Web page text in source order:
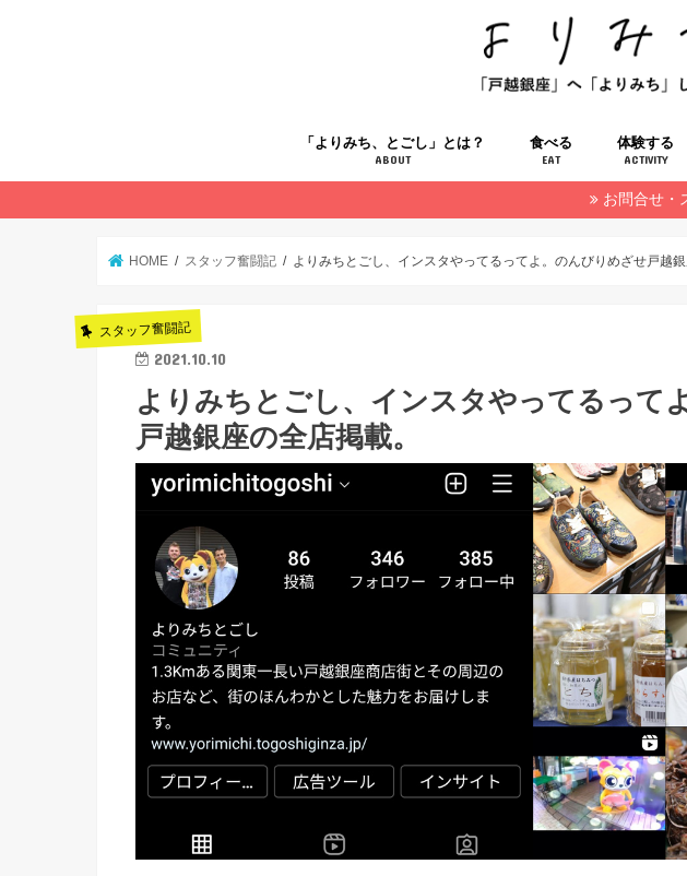
「よりみち、とごし」とは？
ABOUT
食べる
EAT
体験する
ACTIVITY
お問合せ・
HOME スタッフ奮闘記 よりみちとごし、インスタやってるってよ。のんびりめざせ戸越銀
スタッフ奮闘記
2021.10.10
よりみちとごし、インスタやってるって
戸越銀座の全店掲載。